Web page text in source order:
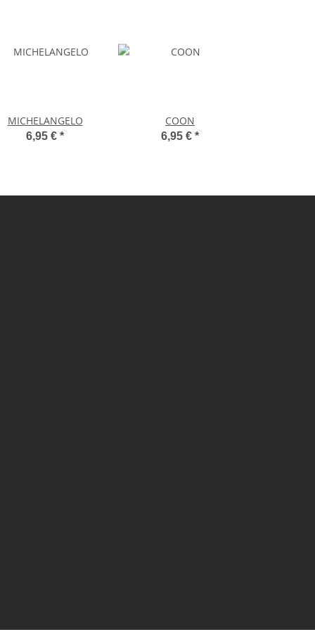
MICHELANGELO
6,95 € *
COON
6,95 € *